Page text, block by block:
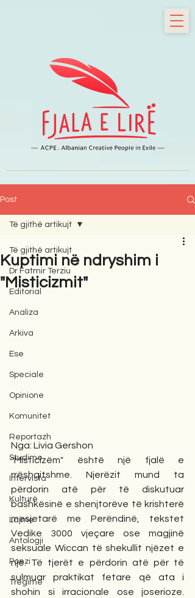
Post
Të gjithë artikujt
Dr Fatmir Terziu
Editorial
Analiza
Arkiva
Ese
Speciale
Opinione
Komunitet
Reportazh
Studime
Intervista
Kulturë
Lajme
Antologji
Poezi
Tregime
Të gjithë artikujt
Kuptimi në ndryshim i
"Misticizmit"
Nga: Livia Gershon
"Misticizëm" është një fjalë e
rrëshqitshme. Njerëzit mund ta
përdorin atë për të diskutuar
bashkësinë e shenjtorëve të krishterë
mesjetarë me Perëndinë, tekstet
Vedike 3000 vjeçare ose magjinë
seksuale Wiccan të shekullit njëzet e
një. Të tjerët e përdorin atë për të
sulmuar praktikat fetare që ata i
shohin si irracionale ose joserioze.